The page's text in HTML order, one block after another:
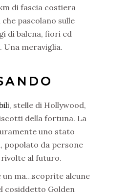
di fascia costiera
pascolano sulle
di balena, fiori ed
Una meraviglia.
i, stelle di Hollywood,
della fortuna. La
uno stato
popolato da persone
al futuro.
un ma…scoprite alcune
cosiddetto Golden